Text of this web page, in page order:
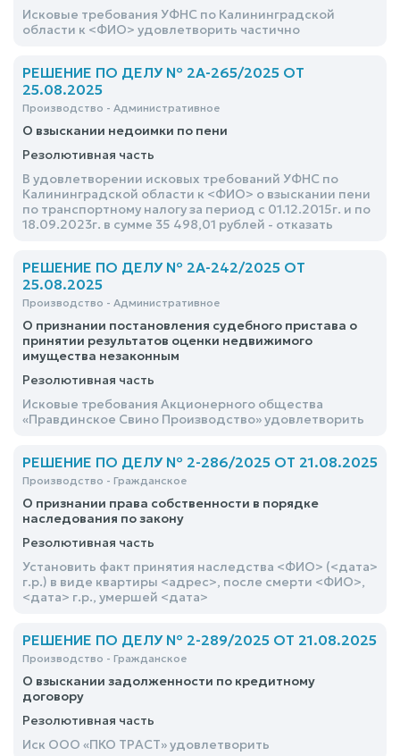
Исковые требования УФНС по Калининградской
области к <ФИО> удовлетворить частично
РЕШЕНИЕ ПО ДЕЛУ № 2А-265/2025 ОТ
25.08.2025
Производство - Административное
О взыскании недоимки по пени
Резолютивная часть
В удовлетворении исковых требований УФНС по
Калининградской области к <ФИО> о взыскании пени
по транспортному налогу за период с 01.12.2015г. и по
18.09.2023г. в сумме 35 498,01 рублей - отказать
РЕШЕНИЕ ПО ДЕЛУ № 2А-242/2025 ОТ
25.08.2025
Производство - Административное
О признании постановления судебного пристава о
принятии результатов оценки недвижимого
имущества незаконным
Резолютивная часть
Исковые требования Акционерного общества
«Правдинское Свино Производство» удовлетворить
РЕШЕНИЕ ПО ДЕЛУ № 2-286/2025 ОТ 21.08.2025
Производство - Гражданское
О признании права собственности в порядке
наследования по закону
Резолютивная часть
Установить факт принятия наследства <ФИО> (<дата>
г.р.) в виде квартиры <адрес>, после смерти <ФИО>,
<дата> г.р., умершей <дата>
РЕШЕНИЕ ПО ДЕЛУ № 2-289/2025 ОТ 21.08.2025
Производство - Гражданское
О взыскании задолженности по кредитному
договору
Резолютивная часть
Иск ООО «ПКО ТРАСТ» удовлетворить